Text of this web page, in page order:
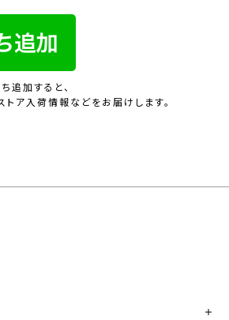
追加すると、
トア入荷情報などをお届けします。